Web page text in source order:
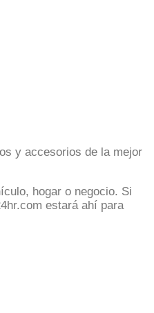
y accesorios de la mejor
hogar o negocio. Si
estará ahí para